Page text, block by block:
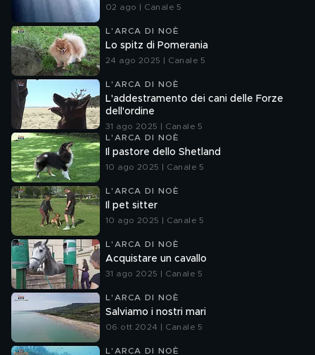
02 ago | Canale 5
L'ARCA DI NOÈ
Lo spitz di Pomerania
24 ago 2025 | Canale 5
L'ARCA DI NOÈ
L'addestramento dei cani delle Forze
dell'ordine
31 ago 2025 | Canale 5
L'ARCA DI NOÈ
Il pastore dello Shetland
10 ago 2025 | Canale 5
L'ARCA DI NOÈ
Il pet sitter
10 ago 2025 | Canale 5
L'ARCA DI NOÈ
Acquistare un cavallo
31 ago 2025 | Canale 5
L'ARCA DI NOÈ
Salviamo i nostri mari
06 ott 2024 | Canale 5
L'ARCA DI NOÈ